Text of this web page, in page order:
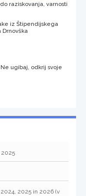
raziskovanja, varnosti
iz Štipendijskega
Drnovška
ugibaj, odkrij svoje
2025
2025 in 2026 (v